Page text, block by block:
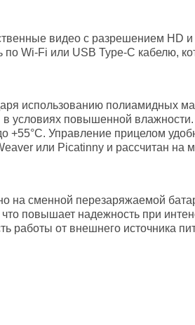
видео с разрешением HD
Wi-Fi или USB Type-C кабелю,
использованию полиамидных
условиях повышенной
+55°C. Управление прицелом
или Picatinny и рассчитан
на сменной перезаряжаемой
повышает надежность при
работы от внешнего источника